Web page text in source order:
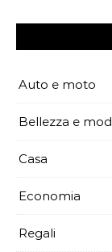
Auto e moto
Bellezza e
Casa
Economia
Regali